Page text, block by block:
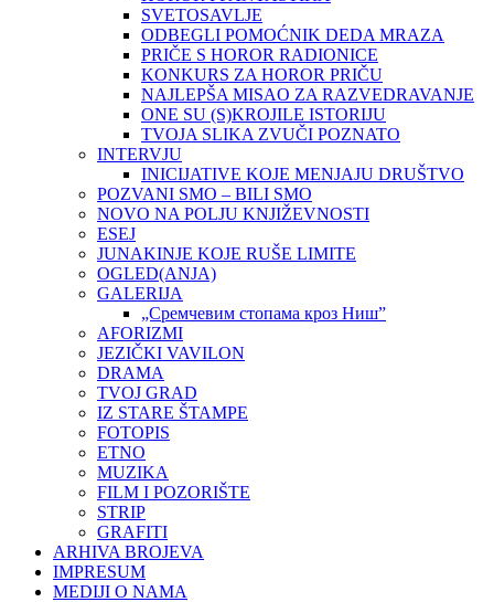
SVETOSAVLJE
ODBEGLI POMOĆNIK DEDA MRAZA
PRIČE S HOROR RADIONICE
KONKURS ZA HOROR PRIČU
NAJLEPŠA MISAO ZA RAZVEDRAVANJE
ONE SU (S)KROJILE ISTORIJU
TVOJA SLIKA ZVUČI POZNATO
INTERVJU
INICIJATIVE KOJE MENJAJU DRUŠTVO
POZVANI SMO – BILI SMO
NOVO NA POLJU KNJIŽEVNOSTI
ESEJ
JUNAKINJE KOJE RUŠE LIMITE
OGLED(ANJA)
GALERIJA
„Сремчевим стопама кроз Ниш”
AFORIZMI
JEZIČKI VAVILON
DRAMA
TVOJ GRAD
IZ STARE ŠTAMPE
FOTOPIS
ETNO
MUZIKA
FILM I POZORIŠTE
STRIP
GRAFITI
ARHIVA BROJEVA
IMPRESUM
MEDIJI O NAMA